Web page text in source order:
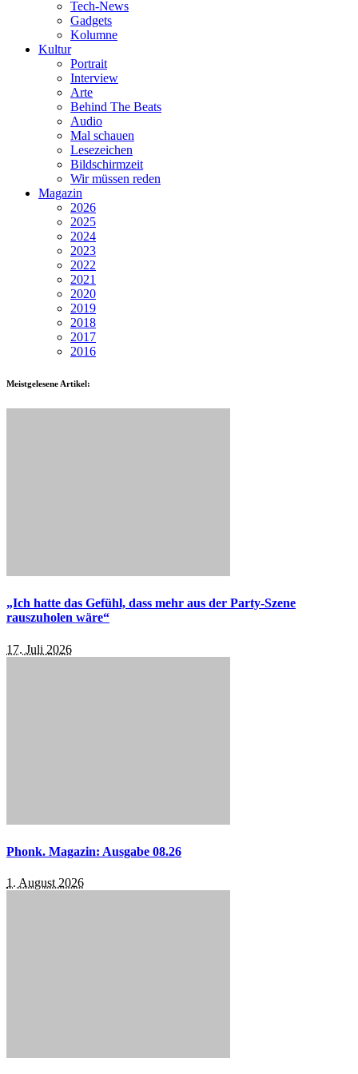
Tech-News
Gadgets
Kolumne
Kultur
Portrait
Interview
Arte
Behind The Beats
Audio
Mal schauen
Lesezeichen
Bildschirmzeit
Wir müssen reden
Magazin
2026
2025
2024
2023
2022
2021
2020
2019
2018
2017
2016
Meistgelesene Artikel:
„Ich hatte das Gefühl, dass mehr aus der Party-Szene
rauszuholen wäre“
17. Juli 2026
Phonk. Magazin: Ausgabe 08.26
1. August 2026